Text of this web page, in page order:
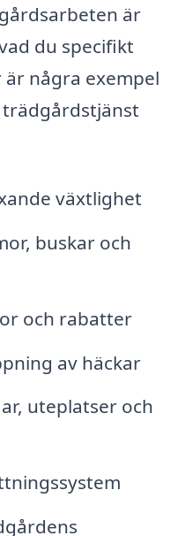
är
du specifikt
några exempel
trädgårdstjänst
växtlighet
buskar och
och rabatter
av häckar
uteplatser och